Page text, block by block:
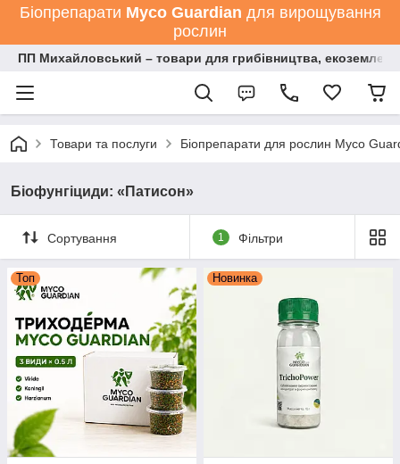
Біопрепарати Мyco Guardian для вирощування
рослин
ПП Михайловський – товари для грибівництва,
Товари та послуги Біопрепарати для рослин Myco
Біофунгіциди: «Патисон»
Сортування 1 Фільтри
Топ Новинка